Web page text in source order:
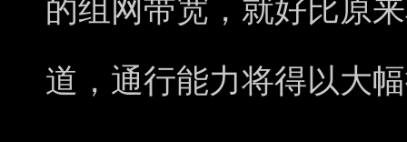
的组网带宽，就好比原
道，通行能力将得以大